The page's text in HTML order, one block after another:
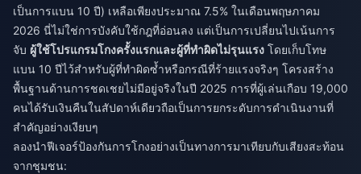
เป็นการแบน 10 ปี) เหลือเพียงประมาณ 7.5% ในเดือนพฤษภาคม
2026 นี่ไม่ใช่การบังคับใช้กฎที่อ่อนลง แต่เป็นการเปลี่ยนไปเน้นการ
จับ ผู้ใช้โปรแกรมโกงครั้งแรกและผู้ที่ทำผิดไม่รุนแรง โดยเก็บโทษ
แบน 10 ปีไว้สำหรับผู้ที่ทำผิดซ้ำหรือกรณีที่ร้ายแรงจริงๆ โครงสร้าง
พื้นฐานด้านการชดเชยไม่มีอยู่จริงในปี 2025 การที่ผู้เล่นเกือบ 19,000
คนได้รับเงินคืนในสัปดาห์เดียวถือเป็นการยกระดับการดำเนินงานที่
สำคัญอย่างเงียบๆ
ลองนำฟีเจอร์ป้องกันการโกงอย่างเป็นทางการมาเทียบกับเสียงสะท้อน
จากชุมชน: